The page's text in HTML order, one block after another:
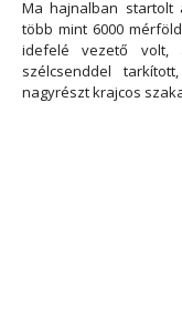
Ma hajnalban startolt
több mint 6000
idefelé vezető volt,
szélcsenddel
nagyrészt krajcos